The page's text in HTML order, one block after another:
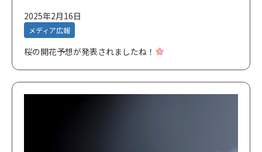
2025年2月16日
メディア広報
桜の開花予想が発表されましたね！